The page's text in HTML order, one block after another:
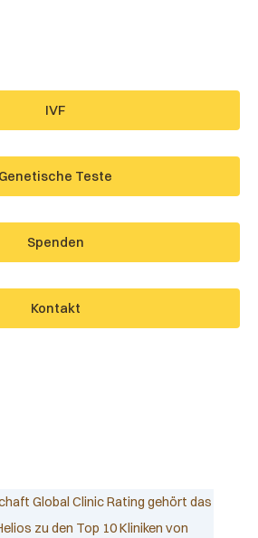
IVF
Genetische Teste
Spenden
Kontakt
Global Clinic Rating gehört das
zu den Top 10 Kliniken von